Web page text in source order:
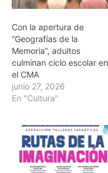
Con la apertura de
“Geografías de la
Memoria”, adultos
culminan ciclo escolar en
el CMA
junio 27, 2026
En "Cultura"